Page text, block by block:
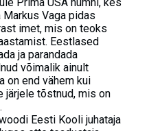
Vaga pidas
imet, mis on teoks
Eestlased
ja parandada
võimalik ainult
on end vähem kui
järjele tõstnud, mis on
Eesti Kooli juhataja